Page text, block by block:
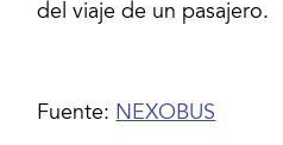
del viaje de un pasajero.
Fuente: NEXOBUS